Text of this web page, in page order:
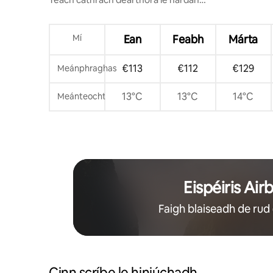
Mí Ean Feabh Márta
Meánphraghas €113 €112 €129
Meánteocht 13°C 13°C 14°C
Eispéiris
Faigh blaiseadh de rud